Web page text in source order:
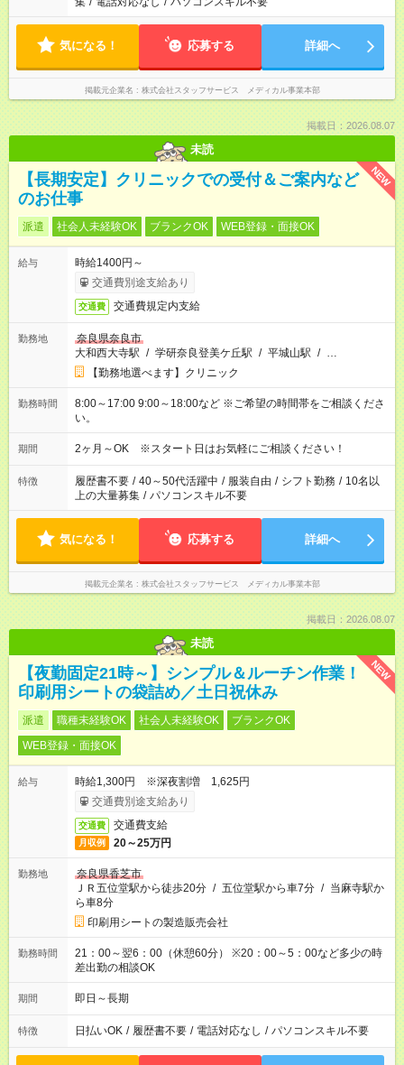
気になる！ 応募する 詳細へ
掲載元企業名 株式会社スタッフサービス メディカル事業本部
掲載日：2026.08.07
未読
NEW
【長期安定】クリニックでの受付＆ご案内など
のお仕事
派遣 社会人未経験OK ブランクOK WEB登録・面接OK
給与
時給1400円～
交通費別途支給あり
交通費 交通費規定内支給
勤務地
奈良県奈良市
大和西大寺駅 / 学研奈良登美ケ丘駅 / 平城山駅 / …
【勤務地選べます】クリニック
勤務時間
8:00～17:00 9:00～18:00など ※ご希望の時間帯をご相談くださ
い。
期間 2ヶ月～OK ※スタート日はお気軽にご相談ください！
特徴 履歴書不要 / 40～50代活躍中 / 服装自由 / シフト勤務 / 10名以
上の大量募集 / パソコンスキル不要
気になる！ 応募する 詳細へ
掲載元企業名 株式会社スタッフサービス メディカル事業本部
掲載日：2026.08.07
未読
NEW
【夜勤固定21時～】シンプル＆ルーチン作業！
印刷用シートの袋詰め／土日祝休み
派遣 職種未経験OK 社会人未経験OK
ブランクOK
WEB登録・面接OK
給与
時給1,300円 ※深夜割増 1,625円
交通費別途支給あり
交通費 交通費支給
月収例 20～25万円
勤務地
奈良県香芝市
ＪＲ五位堂駅から徒歩20分 / 五位堂駅から車7分 / 当麻寺駅か
ら車8分
印刷用シートの製造販売会社
勤務時間
21：00～翌6：00（休憩60分） ※20：00～5：00など多少の時
差出勤の相談OK
期間 即日～長期
特徴 日払いOK / 履歴書不要 / 電話対応なし / パソコンスキル不要